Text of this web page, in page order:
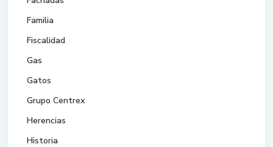
Familia
Fiscalidad
Gas
Gatos
Grupo Centrex
Herencias
Historia